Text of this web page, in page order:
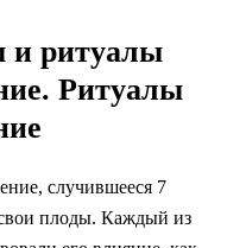
и ритуалы
Ритуалы
случившееся 7
свои плоды. Каждый из